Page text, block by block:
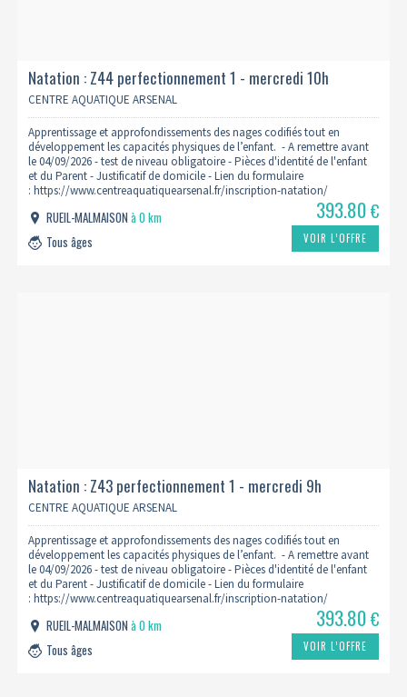
Natation : Z44 perfectionnement 1 - mercredi 10h
2026/2027
CENTRE AQUATIQUE ARSENAL
Apprentissage et approfondissements des nages codifiés tout en
développement les capacités physiques de l’enfant. - A remettre avant
le 04/09/2026 - test de niveau obligatoire - Pièces d'identité de l'enfant
et du Parent - Justificatif de domicile - Lien du formulaire
: https://www.centreaquatiquearsenal.fr/inscription-natation/
RUEIL-MALMAISONà 0 km
Tous âges
393.80€
VOIR L’OFFRE
Natation : Z43 perfectionnement 1 - mercredi 9h
2026/2027
CENTRE AQUATIQUE ARSENAL
Apprentissage et approfondissements des nages codifiés tout en
développement les capacités physiques de l’enfant. - A remettre avant
le 04/09/2026 - test de niveau obligatoire - Pièces d'identité de l'enfant
et du Parent - Justificatif de domicile - Lien du formulaire
: https://www.centreaquatiquearsenal.fr/inscription-natation/
RUEIL-MALMAISONà 0 km
Tous âges
393.80€
VOIR L’OFFRE